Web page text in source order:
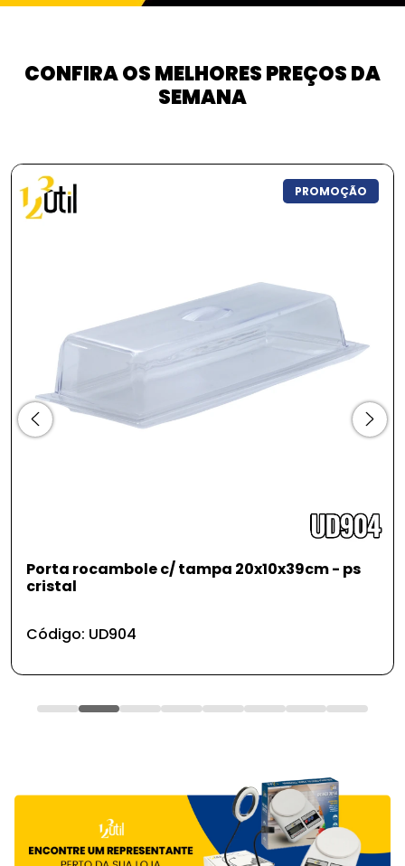
CONFIRA OS MELHORES PREÇOS DA
SEMANA
PROMOÇÃO
Porta rocambole c/ tampa 20x10x39cm - ps
cristal
Código: UD904